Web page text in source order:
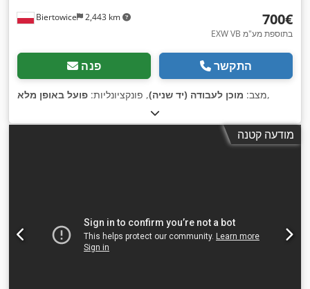
Biertowice 2,443 km ‏700 ‏€
EXW VB בתוספת מע"מ
פנה התקשר
מצב: מוכן לעבודה (יד שניה), פונקציונליות: פועל באופן מלא ,
מודעה קטנה